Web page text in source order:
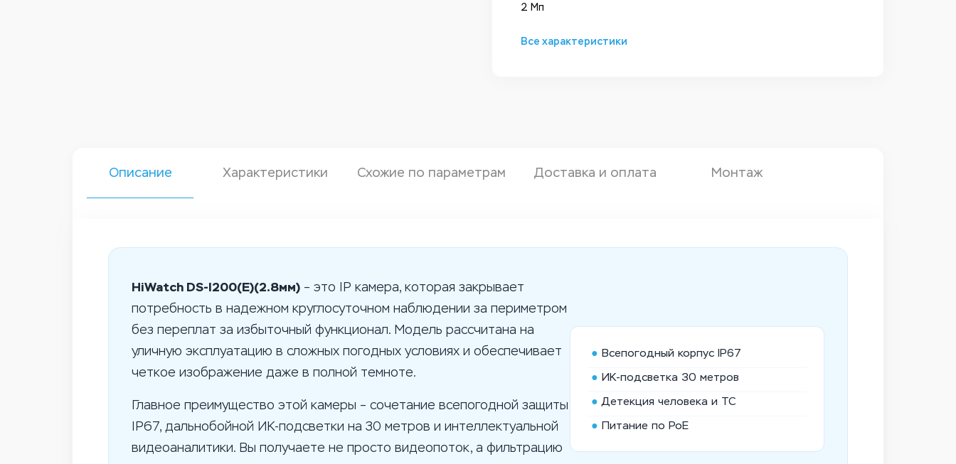
2 Мп
Все характеристики
Описание Характеристики Схожие по параметрам Доставка и оплата Монтаж
HiWatch DS-I200(E)(2.8мм) – это IP камера, которая закрывает
потребность в надежном круглосуточном наблюдении за периметром
без переплат за избыточный функционал. Модель рассчитана на
уличную эксплуатацию в сложных погодных условиях и обеспечивает
четкое изображение даже в полной темноте.
Главное преимущество этой камеры – сочетание всепогодной защиты
IP67, дальнобойной ИК-подсветки на 30 метров и интеллектуальной
видеоаналитики. Вы получаете не просто видеопоток, а фильтрацию
● Всепогодный корпус IP67
● ИК-подсветка 30 метров
● Детекция человека и ТС
● Питание по PoE